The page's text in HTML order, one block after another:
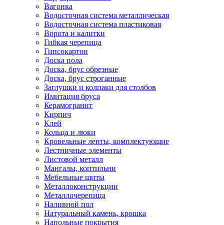
Вагонка
Водосточная система металлическая
Водосточная система пластиковая
Ворота и калитки
Гибкая черепица
Гипсокартон
Доска пола
Доска, брус обрезные
Доска, брус строганные
Заглушки и колпаки для столбов
Имитация бруса
Керамогранит
Кирпич
Клей
Кольца и люки
Кровельные ленты, комплектующие
Лестничные элементы
Листовой металл
Мангалы, коптильни
Мебельные щиты
Металлоконструкции
Металлочерепица
Наливной пол
Натуральный камень, крошка
Напольные покрытия